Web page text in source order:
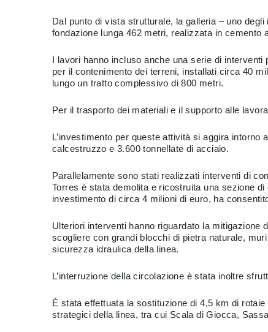
Dal punto di vista strutturale, la galleria – uno
fondazione lunga 462 metri, realizzata in cemento
I lavori hanno incluso anche una serie di
per il contenimento dei terreni, installati circa 40
lungo un tratto complessivo di 800 metri.
Per il trasporto dei materiali e il supporto alle
L’investimento per queste attività si aggira
calcestruzzo e 3.600 tonnellate di acciaio.
Parallelamente sono stati realizzati interventi di
Torres è stata demolita e ricostruita una sezione
investimento di circa 4 milioni di euro, ha
Ulteriori interventi hanno riguardato la
scogliere con grandi blocchi di pietra naturale,
sicurezza idraulica della linea.
L’interruzione della circolazione è stata inoltre
È stata effettuata la sostituzione di 4,5 km di
strategici della linea, tra cui Scala di Giocca,